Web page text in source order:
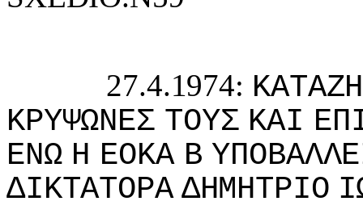
27.4.1974:
ΚΡΥΨΩΝΕΣ ΤΟΥΣ ΚΑI
ΕΝΩ Η ΕΟΚΑ Β
ΔIΚΤΑΤΟΡΑ ΔΗΜΗΤΡIΟ